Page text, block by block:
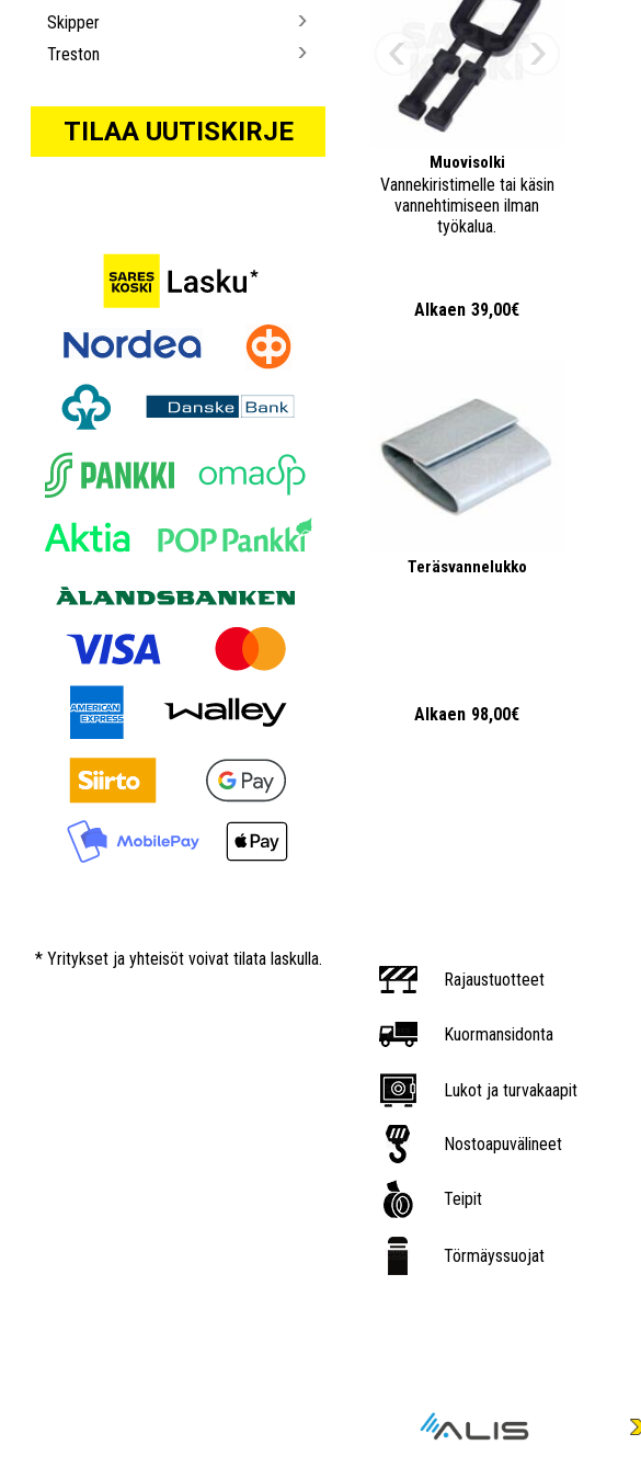
Skipper
Treston
TILAA UUTISKIRJE
* Yritykset ja yhteisöt voivat tilata laskulla.
Muovisolki
Vannekiristimelle tai käsin
vannehtimiseen ilman
työkalua.
Alkaen 39,00€
Teräsvannelukko
Alkaen 98,00€
Rajaustuotteet
Kuormansidonta
Lukot ja turvakaapit
Nostoapuvälineet
Teipit
Törmäyssuojat